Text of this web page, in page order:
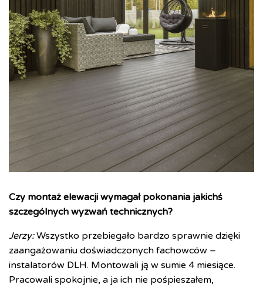
Czy montaż elewacji wymagał pokonania jakichś
szczególnych wyzwań technicznych?
Jerzy:Wszystko przebiegało bardzo sprawnie dzięki
zaangażowaniu doświadczonych fachowców –
instalatorów DLH. Montowali ją w sumie 4 miesiące.
Pracowali spokojnie, a ja ich nie pośpieszałem,